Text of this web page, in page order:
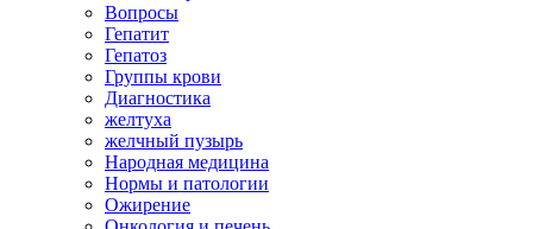
Вопросы
Гепатит
Гепатоз
Группы крови
Диагностика
желтуха
желчный пузырь
Народная медицина
Нормы и патологии
Ожирение